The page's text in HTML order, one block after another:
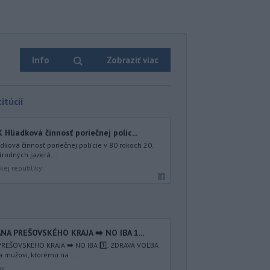
Info Zobraziť viac
Hliadková činnosť poriečnej políc...
činnosť poriečnej polície v 80 rokoch 20.
jazerá...
republiky
PREŠOVSKÉHO KRAJA ➡️ NO IBA 1️...
KRAJA ➡️ NO IBA 1️⃣. ZDRAVÁ VOĽBA
mužovi, ktorému na ...